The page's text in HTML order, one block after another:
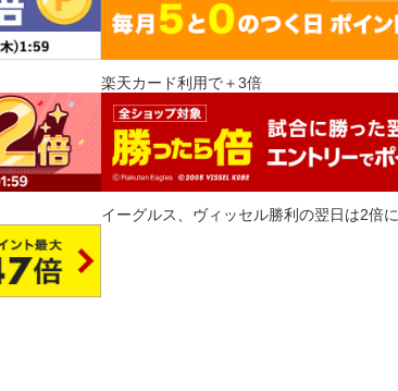
楽天カード利用で＋3倍
イーグルス、ヴィッセル勝利の翌日は2倍に